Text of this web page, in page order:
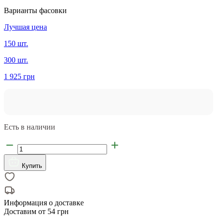
Варианты фасовки
Лучшая цена
150 шт.
300 шт.
1 925 грн
Есть в наличии
Купить
Информация о доставке
Доставим от 54 грн